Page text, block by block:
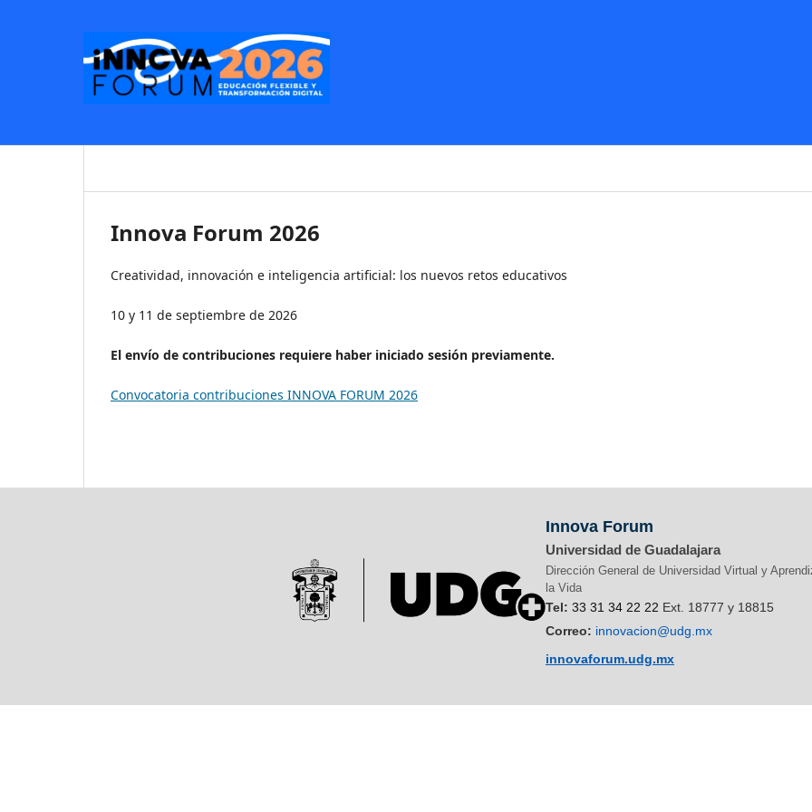
Innova Forum 2026
Creatividad, innovación e inteligencia artificial: los nuevos retos educativos
10 y 11 de septiembre de 2026
El envío de contribuciones requiere haber iniciado sesión previamente.
Convocatoria contribuciones INNOVA FORUM 2026
Innova Forum
Universidad de Guadalajara
Dirección General de Universidad Virtual y
la Vida
Tel: 33 31 34 22 22 Ext. 18777 y 18815
Correo: innovacion@udg.mx
innovaforum.udg.mx